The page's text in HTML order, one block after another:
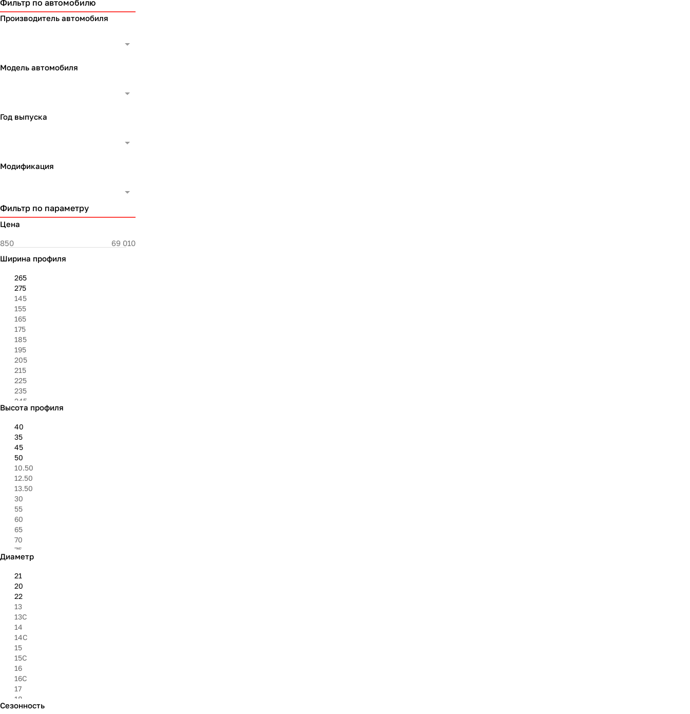
Фильтр по автомобилю
Производитель автомобиля
Модель автомобиля
Год выпуска
Модификация
Фильтр по параметру
Цена
Ширина профиля
265
275
145
155
165
175
185
195
205
215
225
235
245
255
295
305
315
325
6.95''
8.40''
27''
30''
31''
33''
35''
37''
Высота профиля
40
35
45
50
10.50
12.50
13.50
30
55
60
65
70
75
8.50
85
9.50
Диаметр
21
20
22
13
13C
14
14C
15
15C
16
16C
17
18
19
Сезонность